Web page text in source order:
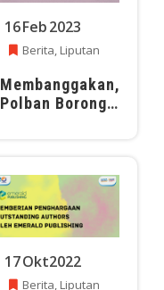
Feb
16 2023
Berita, Liputan
Membanggakan,
Polban Borong
Okt
17 2022
Berita, Liputan